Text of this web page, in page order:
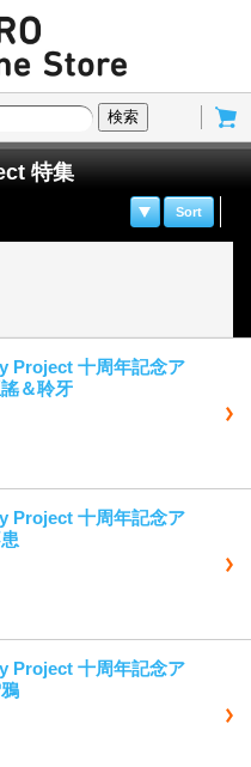
検索
特集
Sort
Project 十周年記念ア
＆聆牙
Project 十周年記念ア
Project 十周年記念ア